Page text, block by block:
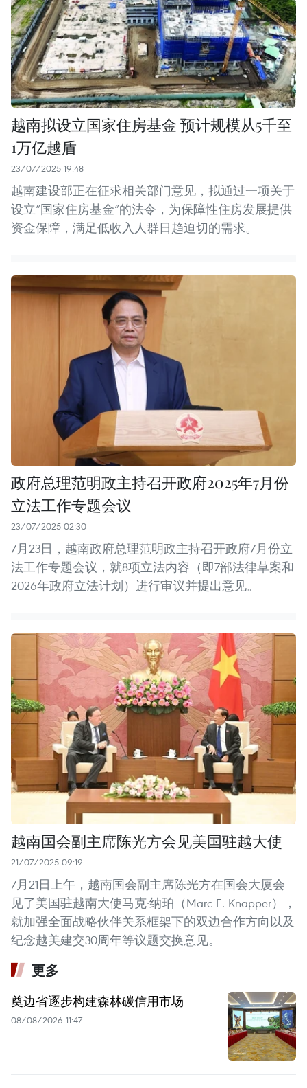
越南拟设立国家住房基金 预计规模从5千至
1万亿越盾
23/07/2025 19:48
越南建设部正在征求相关部门意见，拟通过一项关于
设立“国家住房基金”的法令，为保障性住房发展提供
资金保障，满足低收入人群日趋迫切的需求。
政府总理范明政主持召开政府2025年7月份
立法工作专题会议
23/07/2025 02:30
7月23日，越南政府总理范明政主持召开政府7月份立
法工作专题会议，就8项立法内容（即7部法律草案和
2026年政府立法计划）进行审议并提出意见。
越南国会副主席陈光方会见美国驻越大使
21/07/2025 09:19
7月21日上午，越南国会副主席陈光方在国会大厦会
见了美国驻越南大使马克·纳珀（Marc E. Knapper），
就加强全面战略伙伴关系框架下的双边合作方向以及
纪念越美建交30周年等议题交换意见。
更多
奠边省逐步构建森林碳信用市场
08/08/2026 11:47